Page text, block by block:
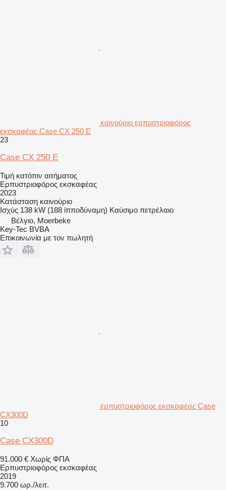
καινούριο ερπυστριοφόρος
εκσκαφέας Case CX 250 E
23
Case CX 250 E
Τιμή κατόπιν αιτήματος
Ερπυστριοφόρος εκσκαφέας
2023
Κατάσταση καινούριο
Ισχύς 138 kW (188 ίπποδύναμη) Καύσιμο πετρέλαιο
Βέλγιο, Moerbeke
Key-Tec BVBA
Επικοινωνία με τον πωλητή
ερπυστριοφόρος εκσκαφέας Case
CX300D
10
Case CX300D
91.000 € Χωρίς ΦΠΑ
Ερπυστριοφόρος εκσκαφέας
2019
9.700 ωρ./λειτ.